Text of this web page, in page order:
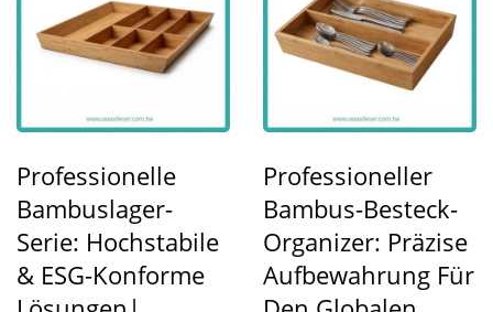
Professionelle
Bambuslager-
Serie: Hochstabile
& ESG-Konforme
Professioneller
Bambus-Besteck-
Organizer: Präzise
Aufbewahrung Für